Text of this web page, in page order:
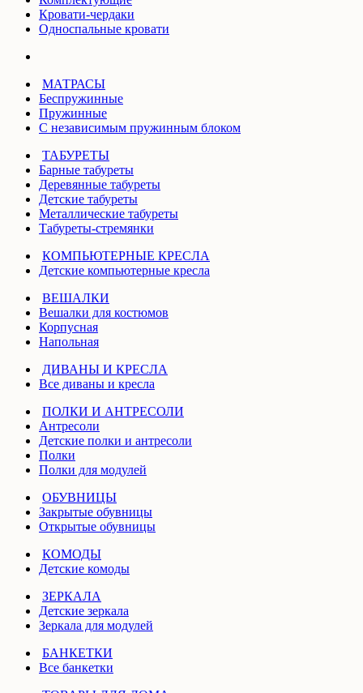
Кровати-чердаки
Односпальные кровати
МАТРАСЫ
Беспружинные
Пружинные
С независимым пружинным блоком
ТАБУРЕТЫ
Барные табуреты
Деревянные табуреты
Детские табуреты
Металлические табуреты
Табуреты-стремянки
КОМПЬЮТЕРНЫЕ КРЕСЛА
Детские компьютерные кресла
ВЕШАЛКИ
Вешалки для костюмов
Корпусная
Напольная
ДИВАНЫ И КРЕСЛА
Все диваны и кресла
ПОЛКИ И АНТРЕСОЛИ
Антресоли
Детские полки и антресоли
Полки
Полки для модулей
ОБУВНИЦЫ
Закрытые обувницы
Открытые обувницы
КОМОДЫ
Детские комоды
ЗЕРКАЛА
Детские зеркала
Зеркала для модулей
БАНКЕТКИ
Все банкетки